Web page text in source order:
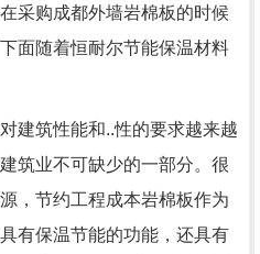
采购成都外墙岩棉板的时候
面随着恒耐尔节能保温材料
建筑性能和..性的要求越来越
筑业不可缺少的一部分。很
，节约工程成本岩棉板作为
有保温节能的功能，还具有